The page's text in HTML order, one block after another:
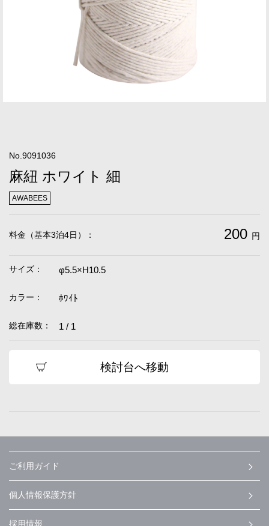
No.9091036
麻紐 ホワイト 細
AWABEES
料金（基本3泊4日）： 200 円
サイズ： φ5.5×H10.5
カラー： ﾎﾜｲﾄ
総在庫数： 1 / 1
検討台へ移動
ご利用ガイド
個人情報保護方針
採用情報